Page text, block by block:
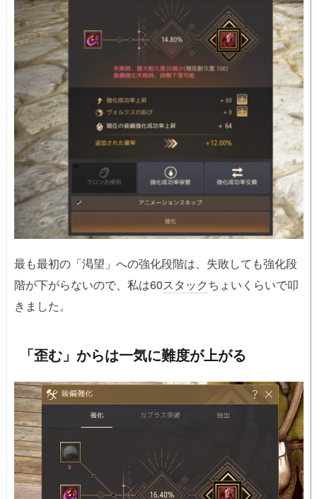
最も最初の「渇望」への強化段階は、失敗しても強化段
階が下がらないので、私は60スタックちょいくらいで叩
きました。
「歪む」からは一気に難度が上がる